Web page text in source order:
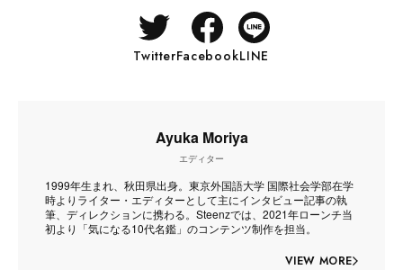
TwitterFacebookLINE
Ayuka Moriya
エディター
1999年生まれ、秋田県出身。東京外国語大学 国際社会学部在学
時よりライター・エディターとして主にインタビュー記事の執
筆、ディレクションに携わる。Steenzでは、2021年ローンチ当
初より「気になる10代名鑑」のコンテンツ制作を担当。
VIEW MORE